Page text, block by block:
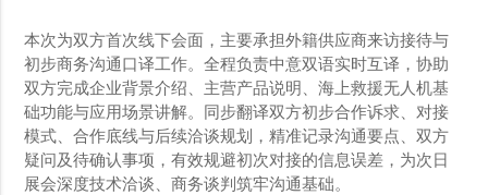
本次为双方首次线下会面，主要承担外籍供应商来访接待与
初步商务沟通口译工作。全程负责中意双语实时互译，协助
双方完成企业背景介绍、主营产品说明、海上救援无人机基
础功能与应用场景讲解。同步翻译双方初步合作诉求、对接
模式、合作底线与后续洽谈规划，精准记录沟通要点、双方
疑问及待确认事项，有效规避初次对接的信息误差，为次日
展会深度技术洽谈、商务谈判筑牢沟通基础。